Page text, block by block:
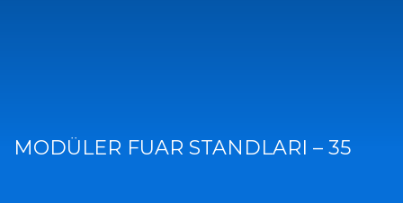
MODÜLER FUAR STANDLARI – 35